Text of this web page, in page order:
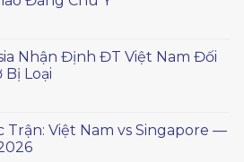
Nhận Định ĐT Việt Nam Đối
Bị Loại
Trận: Việt Nam vs Singapore —